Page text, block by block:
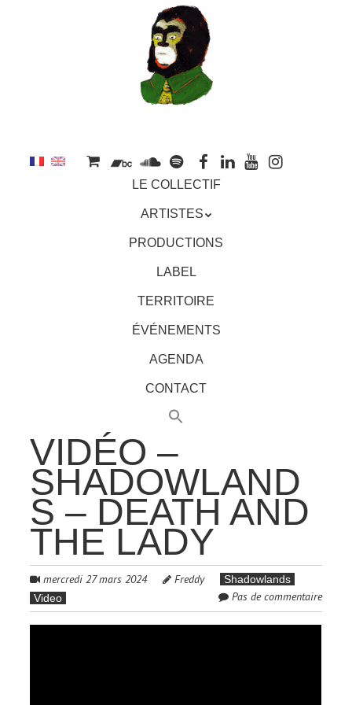
LE COLLECTIF
ARTISTES
PRODUCTIONS
LABEL
TERRITOIRE
ÉVÉNEMENTS
AGENDA
CONTACT
VIDÉO –
SHADOWLAND
S – DEATH AND
THE LADY
mercredi 27 mars 2024 Freddy
Shadowlands
Video
Pas de commentaire